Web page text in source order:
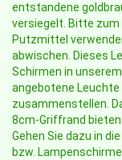
entstandene
versiegelt. Bitte zum
Putzmittel
abwischen. Dieses
Schirmen in
angebotene
zusammenstellen.
8cm-Griffrand bieten
Gehen Sie dazu in
bzw.